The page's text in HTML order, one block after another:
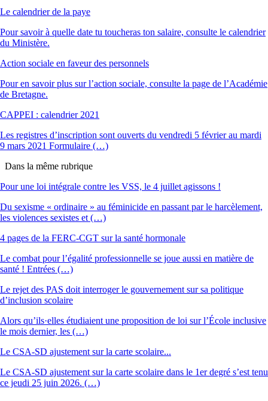
Le calendrier de la paye
Pour savoir à quelle date tu toucheras ton salaire, consulte le calendrier
du Ministère.
Action sociale en faveur des personnels
Pour en savoir plus sur l’action sociale, consulte la page de l’Académie
de Bretagne.
CAPPEI : calendrier 2021
Les registres d’inscription sont ouverts du vendredi 5 février au mardi
9 mars 2021 Formulaire (…)
Dans la même rubrique
Pour une loi intégrale contre les VSS, le 4 juillet agissons !
Du sexisme « ordinaire » au féminicide en passant par le harcèlement,
les violences sexistes et (…)
4 pages de la FERC-CGT sur la santé hormonale
Le combat pour l’égalité professionnelle se joue aussi en matière de
santé ! Entrées (…)
Le rejet des PAS doit interroger le gouvernement sur sa politique
d’inclusion scolaire
Alors qu’ils·elles étudiaient une proposition de loi sur l’École inclusive
le mois dernier, les (…)
Le CSA-SD ajustement sur la carte scolaire...
Le CSA-SD ajustement sur la carte scolaire dans le 1er degré s’est tenu
ce jeudi 25 juin 2026. (…)